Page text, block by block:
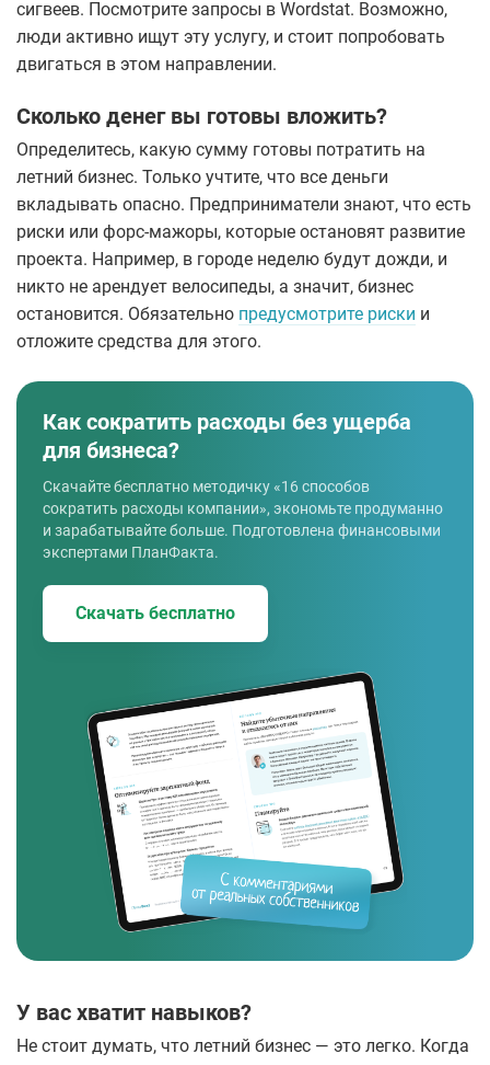
сигвеев. Посмотрите запросы в Wordstat. Возможно,
люди активно ищут эту услугу, и стоит попробовать
двигаться в этом направлении.
Сколько денег вы готовы вложить?
Определитесь, какую сумму готовы потратить на
летний бизнес. Только учтите, что все деньги
вкладывать опасно. Предприниматели знают, что есть
риски или форс-мажоры, которые остановят развитие
проекта. Например, в городе неделю будут дожди, и
никто не арендует велосипеды, а значит, бизнес
остановится. Обязательно предусмотрите риски и
отложите средства для этого.
Как сократить расходы без ущерба
для бизнеса?
Скачайте бесплатно методичку «16 способов
сократить расходы компании», экономьте продуманно
и зарабатывайте больше. Подготовлена финансовыми
экспертами ПланФакта.
Скачать бесплатно
У вас хватит навыков?
Не стоит думать, что летний бизнес — это легко. Когда